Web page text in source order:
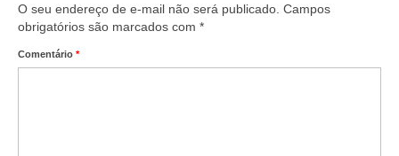
O seu endereço de e-mail não será publicado. Campos
obrigatórios são marcados com *
Comentário *